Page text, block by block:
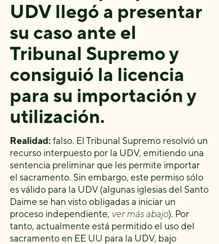
UDV llegó a presentar
su caso ante el
Tribunal Supremo y
consiguió la licencia
para su importación y
utilización.
Realidad: falso. El Tribunal Supremo resolvió un
recurso interpuesto por la UDV, emitiendo una
sentencia preliminar que les permite importar
el sacramento. Sin embargo, este permiso sólo
es válido para la UDV (algunas iglesias del Santo
Daime se han visto obligadas a iniciar un
proceso independiente, ver más abajo). Por
tanto, actualmente está permitido el uso del
sacramento en EE UU para la UDV, bajo